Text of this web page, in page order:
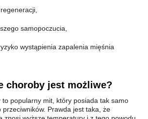
samopoczucia,
wystąpienia zapalenia mięśnia
choroby jest możliwe?
to popularny mit, który posiada tak samo
przeciwników. Prawda jest taka, że